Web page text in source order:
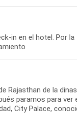
in en el hotel. Por
Rajasthan de la
paramos para ver
City Palace,